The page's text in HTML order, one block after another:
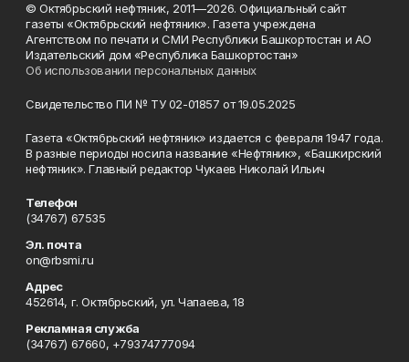
© Октябрьский нефтяник, 2011—2026. Официальный сайт
газеты «Октябрьский нефтяник». Газета учреждена
Агентством по печати и СМИ Республики Башкортостан и АО
Издательский дом «Республика Башкортостан»
Об использовании персональных данных
Свидетельство ПИ № ТУ 02-01857 от 19.05.2025
Газета «Октябрьский нефтяник» издается с февраля 1947 года.
В разные периоды носила название «Нефтяник», «Башкирский
нефтяник». Главный редактор Чукаев Николай Ильич
Телефон
(34767) 67535
Эл. почта
on@rbsmi.ru
Адрес
452614, г. Октябрьский, ул. Чапаева, 18
Рекламная служба
(34767) 67660, +79374777094